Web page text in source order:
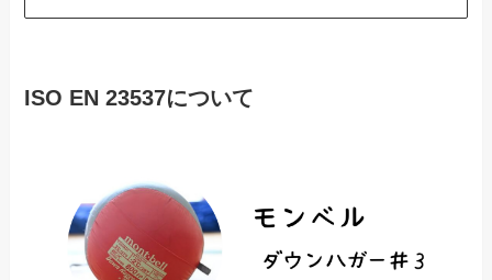
ISO EN 23537について